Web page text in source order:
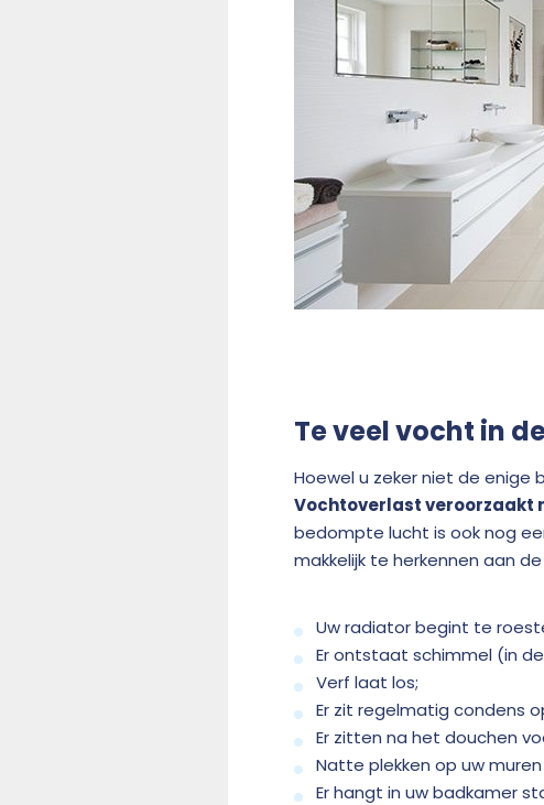
Te veel vocht in
Hoewel u zeker niet de enige
Vochtoverlast veroorzaakt
bedompte lucht is ook nog
makkelijk te herkennen aan
Uw radiator begint te
Er ontstaat schimmel (in
Verf laat los;
Er zit regelmatig condens
Er zitten na het douchen
Natte plekken op uw
Er hangt in uw badkamer